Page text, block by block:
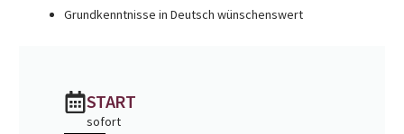
Grundkenntnisse in Deutsch wünschenswert
START
sofort